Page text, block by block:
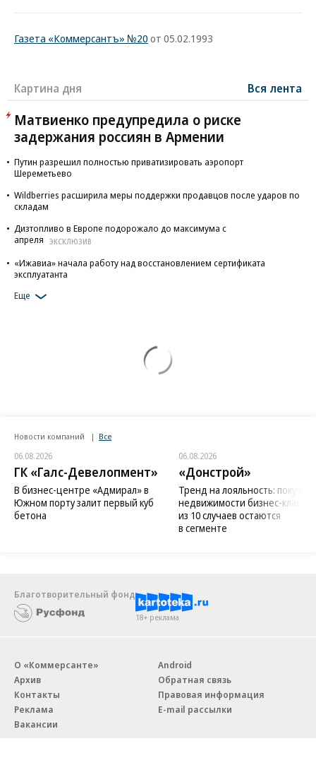
Газета «Коммерсантъ» №20 от 05.02.1993
Картина дня Вся лента
Матвиенко предупредила о риске
задержания россиян в Армении
Путин разрешил полностью приватизировать аэропорт
Шереметьево
Wildberries расширила меры поддержки продавцов после ударов по
складам
Дизтопливо в Европе подорожало до максимума с
апреля
ЭКСКЛЮЗИВ
«Ижавиа» начала работу над восстановлением сертификата
эксплуатанта
Еще
Новости компаний Все
06.08.2026
ГК «Галс-Девелопмент»
В бизнес-центре «Адмирал» в
Южном порту залит первый куб
бетона
06.08.2026
«Донстрой»
Тренд на лояльность:
недвижимости бизнес-класса
из 10 случаев остаются
в сегменте
Благотворительный фонд
18+ реклама
О «Коммерсанте»
Архив
Контакты
Реклама
Вакансии
Android
Обратная связь
Правовая информация
E-mail рассылки